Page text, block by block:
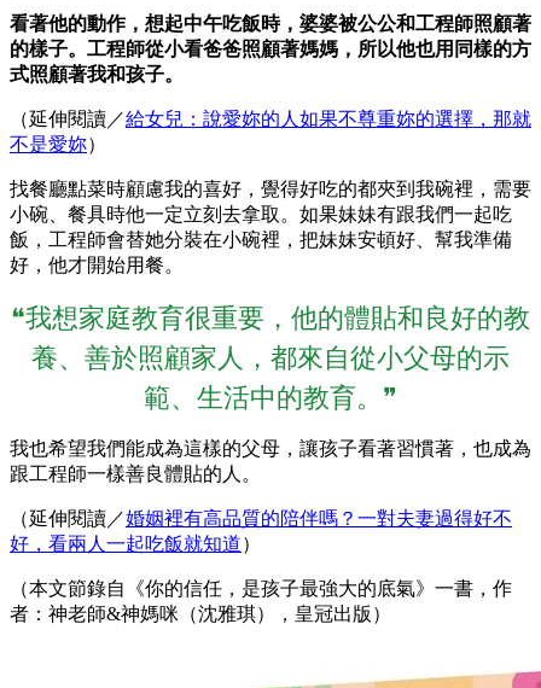
看著他的動作，想起中午吃飯時，婆婆被公公和工程師照顧著
的樣子。工程師從小看爸爸照顧著媽媽，所以他也用同樣的方
式照顧著我和孩子。
（延伸閱讀／給女兒：說愛妳的人如果不尊重妳的選擇，那就
不是愛妳）
找餐廳點菜時顧慮我的喜好，覺得好吃的都夾到我碗裡，需要
小碗、餐具時他一定立刻去拿取。如果妹妹有跟我們一起吃
飯，工程師會替她分裝在小碗裡，把妹妹安頓好、幫我準備
好，他才開始用餐。
❝我想家庭教育很重要，他的體貼和良好的教
養、善於照顧家人，都來自從小父母的示
範、生活中的教育。❞
我也希望我們能成為這樣的父母，讓孩子看著習慣著，也成為
跟工程師一樣善良體貼的人。
（延伸閱讀／婚姻裡有高品質的陪伴嗎？一對夫妻過得好不
好，看兩人一起吃飯就知道）
（本文節錄自《你的信任，是孩子最強大的底氣》一書，作
者：神老師&神媽咪（沈雅琪），皇冠出版）